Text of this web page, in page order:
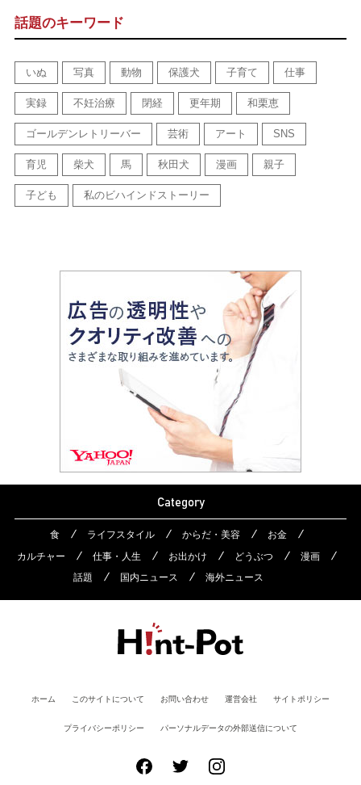
話題のキーワード
いぬ 写真 動物 保護犬 子育て 仕事
実録 不妊治療 閉経 更年期 和栗恵
ゴールデンレトリーバー 芸術 アート SNS
育児 柴犬 馬 秋田犬 漫画 親子
子ども 私のビハインドストーリー
Category
食 ライフスタイル からだ・美容
お金
カルチャー
仕事・人生 お出かけ どうぶつ
漫画
話題
国内ニュース 海外ニュース
ホーム このサイトについて お問い合わせ 運営会社 サイトポリシー
プライバシーポリシー パーソナルデータの外部送信について